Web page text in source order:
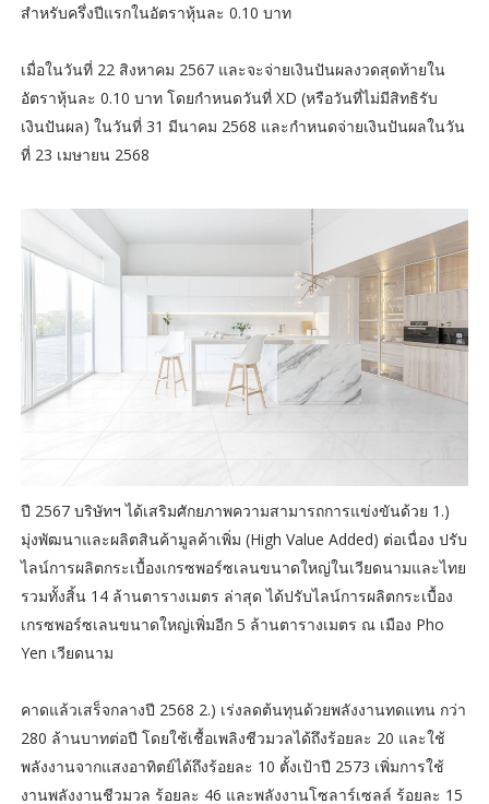
สำหรับครึ่งปีแรกในอัตราหุ้นละ 0.10 บาท
เมื่อในวันที่ 22 สิงหาคม 2567 และจะจ่ายเงินปันผลงวดสุดท้ายใน
อัตราหุ้นละ 0.10 บาท โดยกำหนดวันที่ XD (หรือวันที่ไม่มีสิทธิรับ
เงินปันผล) ในวันที่ 31 มีนาคม 2568 และกำหนดจ่ายเงินปันผลในวัน
ที่ 23 เมษายน 2568
ปี 2567 บริษัทฯ ได้เสริมศักยภาพความสามารถการแข่งขันด้วย 1.)
มุ่งพัฒนาและผลิตสินค้ามูลค้าเพิ่ม (High Value Added) ต่อเนื่อง ปรับ
ไลน์การผลิตกระเบื้องเกรซพอร์ซเลนขนาดใหญ่ในเวียดนามและไทย
รวมทั้งสิ้น 14 ล้านตารางเมตร ล่าสุด ได้ปรับไลน์การผลิตกระเบื้อง
เกรซพอร์ซเลนขนาดใหญ่เพิ่มอีก 5 ล้านตารางเมตร ณ เมือง Pho
Yen เวียดนาม
คาดแล้วเสร็จกลางปี 2568 2.) เร่งลดต้นทุนด้วยพลังงานทดแทน กว่า
280 ล้านบาทต่อปี โดยใช้เชื้อเพลิงชีวมวลได้ถึงร้อยละ 20 และใช้
พลังงานจากแสงอาทิตย์ได้ถึงร้อยละ 10 ตั้งเป้าปี 2573 เพิ่มการใช้
งานพลังงานชีวมวล ร้อยละ 46 และพลังงานโซลาร์เซลล์ ร้อยละ 15